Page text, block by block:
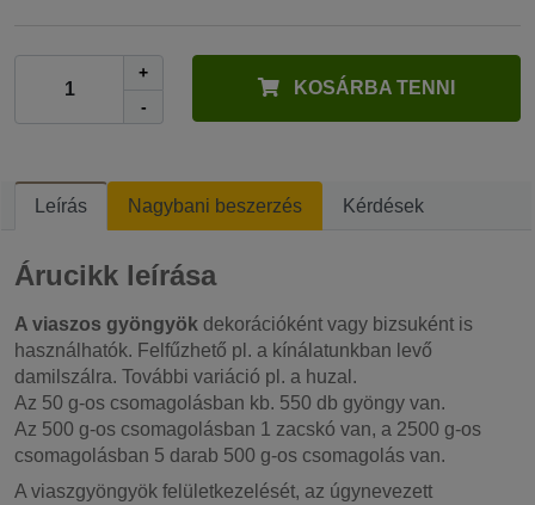
+
-
KOSÁRBA TENNI
Leírás Nagybani beszerzés Kérdések
Árucikk leírása
A viaszos gyöngyök dekorációként vagy bizsuként is
használhatók. Felfűzhető pl. a kínálatunkban levő
damilszálra. További variáció pl. a huzal.
Az 50 g-os csomagolásban kb. 550 db gyöngy van.
Az 500 g-os csomagolásban 1 zacskó van, a 2500 g-os
csomagolásban 5 darab 500 g-os csomagolás van.
A viaszgyöngyök felületkezelését, az úgynevezett